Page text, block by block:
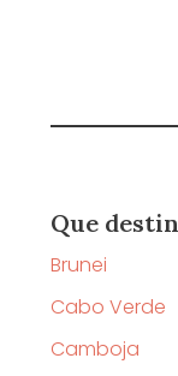
Que
Brunei
Cabo Verde
Camboja